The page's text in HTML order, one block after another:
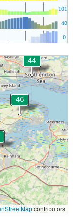
1012
40
0
contributors